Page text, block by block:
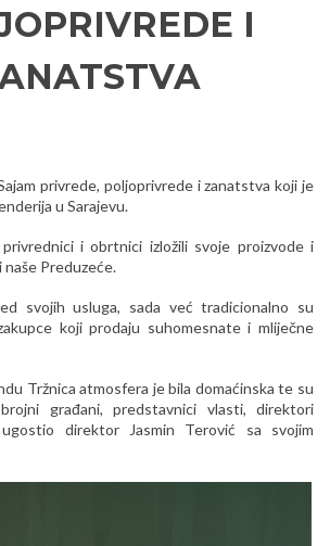
I
privrede, poljoprivrede i zanatstva koji je
u Sarajevu.
i obrtnici izložili svoje proizvode i
naše Preduzeće.
svojih usluga, sada već tradicionalno su
koji prodaju suhomesnate i mliječne
Tržnica atmosfera je bila domaćinska te su
građani, predstavnici vlasti, direktori
direktor Jasmin Terović sa svojim